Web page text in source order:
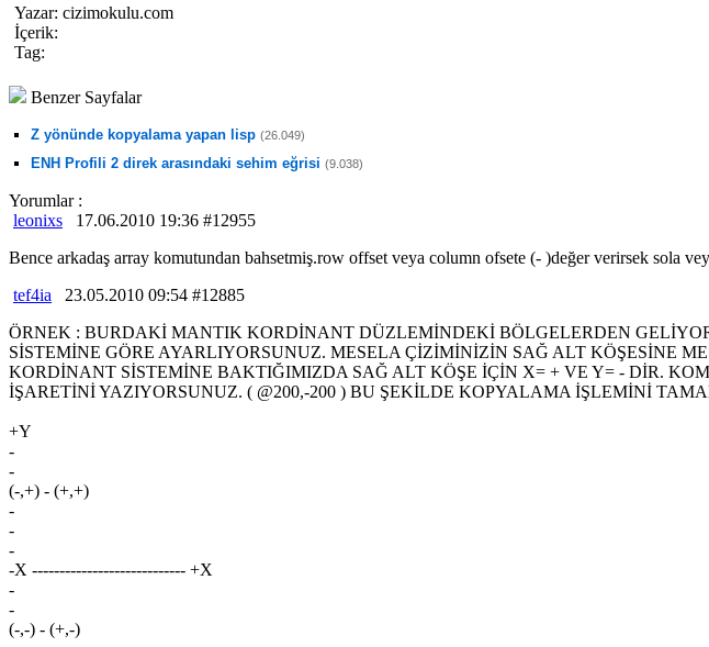
Yazar: cizimokulu.com
İçerik:
Tag:
Benzer Sayfalar
Z yönünde kopyalama yapan lisp (26.049)
ENH Profili 2 direk arasındaki sehim eğrisi (9.038)
Yorumlar :
leonixs 17.06.2010 19:36 #12955
Bence arkadaş array komutundan bahsetmiş.row offset veya column ofsete (- )değer verirsek sola
tef4ia 23.05.2010 09:54 #12885
ÖRNEK : BURDAKİ MANTIK KORDİNANT DÜZLEMİNDEKİ BÖLGELERDEN
SİSTEMİNE GÖRE AYARLIYORSUNUZ. MESELA ÇİZİMİNİZİN SAĞ ALT KÖŞESİNE
KORDİNANT SİSTEMİNE BAKTIĞIMIZDA SAĞ ALT KÖŞE İÇİN X= + VE Y= - DİR.
İŞARETİNİ YAZIYORSUNUZ. ( @200,-200 ) BU ŞEKİLDE KOPYALAMA İŞLEMİNİ
+Y
-
-
(-,+) - (+,+)
-
-
-
-X ---------------------------- +X
-
-
(-,-) - (+,-)